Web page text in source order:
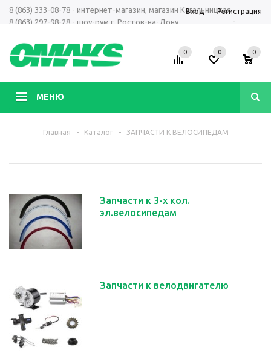
8 (863) 333-08-78 - интернет-магазин, магазин Кагальницкая
8 (863) 297-98-28 - шоу-рум г. Ростов-на-Дону
-
Вход Регистрация
МЕНЮ
0 0 0
Главная - Каталог - ЗАПЧАСТИ К ВЕЛОСИПЕДАМ
Запчасти к 3-х кол.
эл.велосипедам
Запчасти к велодвигателю